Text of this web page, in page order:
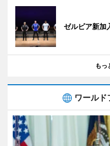
ゼルビア新加
もっ
ワールド